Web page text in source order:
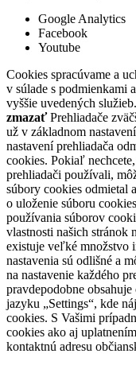
Google Analytics
Facebook
Youtube
Cookies spracúvame a
v súlade s podmienkami
vyššie uvedených služieb.
zmazaťPrehliadače
už v základnom
nastavení prehliadača
cookies. Pokiaľ
prehliadači používali,
súbory cookies odmietal
o uloženie súboru
používania súborov
vlastnosti našich stránok
existuje veľké množstvo
nastavenia sú odlišné a
na nastavenie každého
pravdepodobne
jazyku „Settings“, kde
cookies. S Vašimi
cookies ako aj
kontaktnú adresu